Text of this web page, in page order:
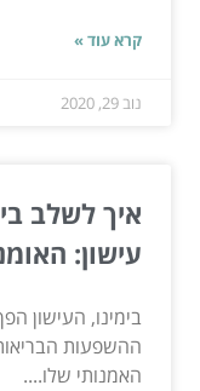
קרא עוד »
נוב 29, 2020
איך לשלב
עישון:
בימינו, העישון
ההשפעות
האמנותי שלו....